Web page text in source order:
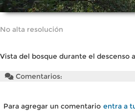
No alta resolución
Vista del bosque durante el descenso
Comentarios:
Para agregar un comentario entra a